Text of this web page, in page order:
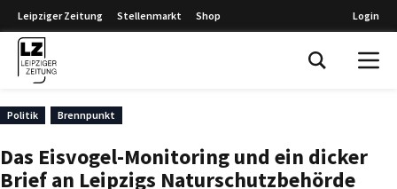
Leipziger Zeitung Stellenmarkt Shop Login
Politik Brennpunkt
Das Eisvogel-Monitoring und ein dicker
Brief an Leipzigs Naturschutzbehörde